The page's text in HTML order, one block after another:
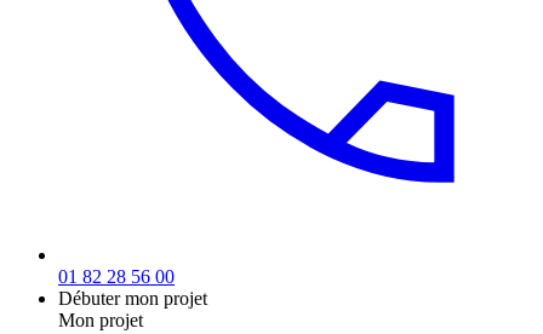
01 82 28 56 00
Débuter mon projet
Mon projet